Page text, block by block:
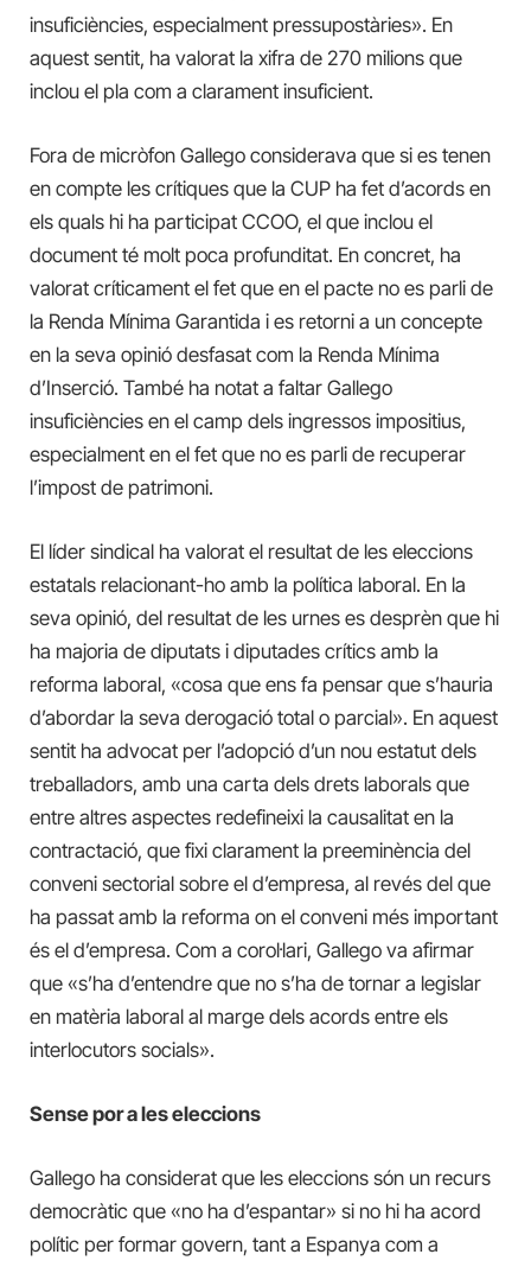
insuficiències, especialment pressupostàries». En
aquest sentit, ha valorat la xifra de 270 milions que
inclou el pla com a clarament insuficient.
Fora de micròfon Gallego considerava que si es tenen
en compte les crítiques que la CUP ha fet d’acords en
els quals hi ha participat CCOO, el que inclou el
document té molt poca profunditat. En concret, ha
valorat críticament el fet que en el pacte no es parli de
la Renda Mínima Garantida i es retorni a un concepte
en la seva opinió desfasat com la Renda Mínima
d’Inserció. També ha notat a faltar Gallego
insuficiències en el camp dels ingressos impositius,
especialment en el fet que no es parli de recuperar
l’impost de patrimoni.
El líder sindical ha valorat el resultat de les eleccions
estatals relacionant-ho amb la política laboral. En la
seva opinió, del resultat de les urnes es desprèn que hi
ha majoria de diputats i diputades crítics amb la
reforma laboral, «cosa que ens fa pensar que s’hauria
d’abordar la seva derogació total o parcial». En aquest
sentit ha advocat per l’adopció d’un nou estatut dels
treballadors, amb una carta dels drets laborals que
entre altres aspectes redefineixi la causalitat en la
contractació, que fixi clarament la preeminència del
conveni sectorial sobre el d’empresa, al revés del que
ha passat amb la reforma on el conveni més important
és el d’empresa. Com a corol·lari, Gallego va afirmar
que «s’ha d’entendre que no s’ha de tornar a legislar
en matèria laboral al marge dels acords entre els
interlocutors socials».
Sense por a les eleccions
Gallego ha considerat que les eleccions són un recurs
democràtic que «no ha d’espantar» si no hi ha acord
polític per formar govern, tant a Espanya com a